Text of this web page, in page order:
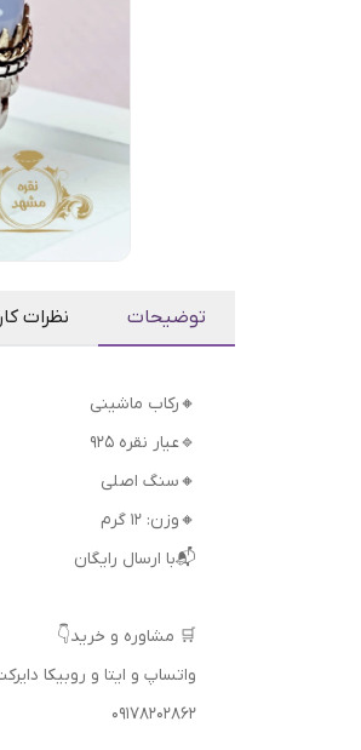
توضیحات نظرات
🔸رکاب ماشینی
🔹عیار نقره 925
🔸سنگ اصلی
🔸وزن: ۱۲ گرم
📬با ارسال رایگان
🛒 مشاوره و خرید👇
واتساپ و ایتا و روبیکا
09178202862